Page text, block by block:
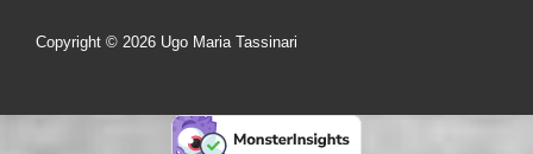
Copyright © 2026 Ugo Maria Tassinari